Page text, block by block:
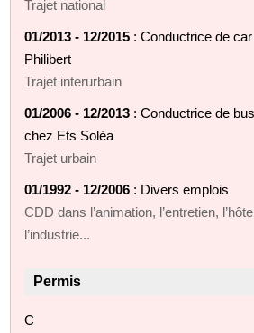
Trajet national
01/2013 - 12/2015 : Conductrice de
Philibert
Trajet interurbain
01/2006 - 12/2013 : Conductrice de
chez Ets Soléa
Trajet urbain
01/1992 - 12/2006 : Divers emplois
CDD dans l’animation, l’entretien,
l’industrie...
Permis
C